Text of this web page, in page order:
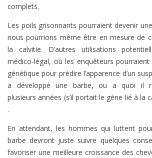
complets.
Les poils grisonnants pourraient devenir
nous pourrions même être en mesure de
la calvitie. D’autres utilisations
médico-légal, où les enquêteurs pourraient
génétique pour prédire l’apparence d’un
a développé une barbe, ou a quoi il
plusieurs années (s’il portait le gène lié à la
.
En attendant, les hommes qui luttent
barbe devront juste suivre quelques
favoriser une meilleure croissance des